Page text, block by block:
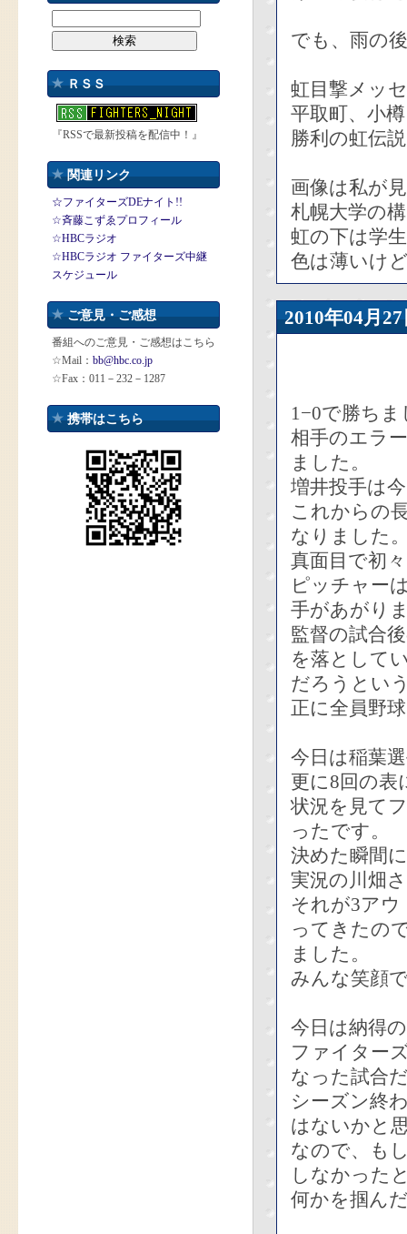
ＲＳＳ
『RSSで最新投稿を配信中！』
関連リンク
☆ファイターズDEナイト!!
☆斉藤こずゑプロフィール
☆HBCラジオ
☆HBCラジオ ファイターズ中継
スケジュール
ご意見・ご感想
番組へのご意見・ご感想はこちら
☆Mail： bb@hbc.co.jp
☆Fax：011－232－1287
携帯はこちら
でも、雨の
虹目撃メッ
平取町、小
勝利の虹伝
画像は私が
札幌大学の
虹の下は学
色は薄いけ
2010年04
1−0で勝ちま
相手のエラ
ました。
増井投手は
これからの
なりました
真面目で初
ピッチャー
手があがり
監督の試合
を落として
だろうとい
正に全員野
今日は稲葉
更に8回の
状況を見て
ったです。
決めた瞬間
実況の川畑
それが3ア
ってきたの
ました。
みんな笑顔
今日は納得
ファイター
なった試合
シーズン終
はないかと
なので、も
しなかった
何かを掴ん